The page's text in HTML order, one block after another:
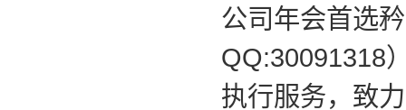
公司年会首选
QQ:30091318
执行服务，致